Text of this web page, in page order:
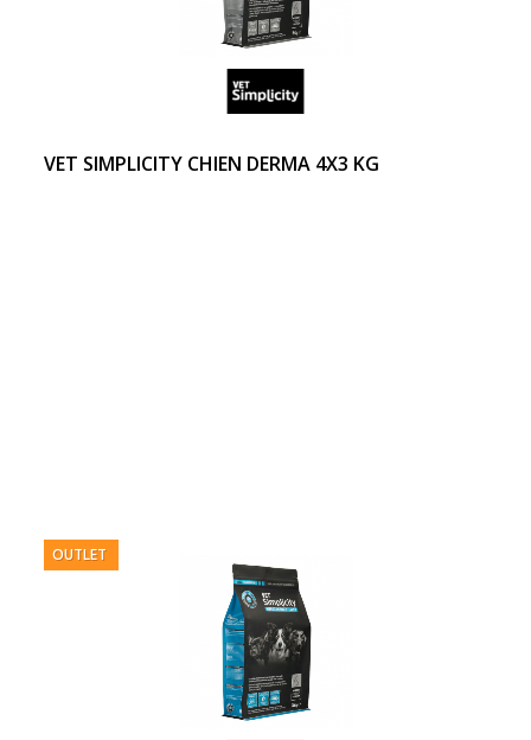
VET SIMPLICITY CHIEN DERMA 4X3 KG
OUTLET